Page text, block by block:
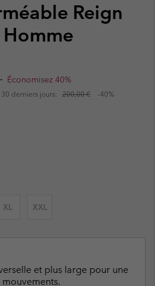
Reign
Économisez 40%
derniers jours: 200,00 € -40%
XL XXL
et plus large pour une
mouvements.